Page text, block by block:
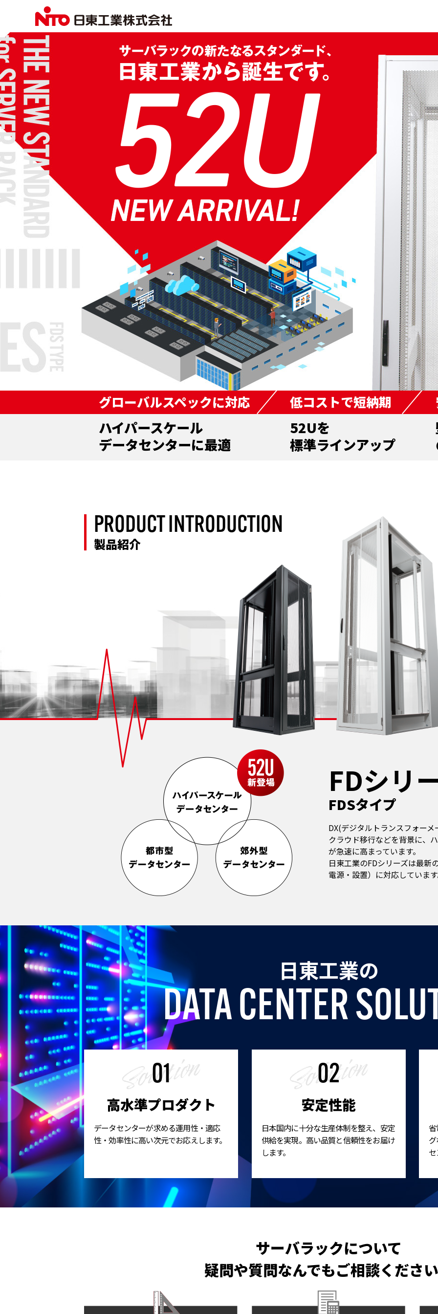
グローバルスペックに対応
ハイパースケール
データセンターに最適
低コストで短納期
52Uを
標準ラインアップ
PRODUCT INTRODUCTION
製品紹介
FDシリ
FDSタイプ
DX(デジタルトランスフォー
クラウド移行などを背景に、
が急速に高まっています。
日東工業のFDシリーズは最新
電源・設置）に対応していま
日東工業の
DATACENTERSOLU
01
高水準プロダクト
データセンターが求める運用性・適応
性・効率性に高い次元でお応えします。
02
安定性能
日本国内に十分な生産体制を整え、安定
供給を実現。高い品質と信頼性をお届け
します。
サーバラックについて
疑問や質問なんでもご相談くださ